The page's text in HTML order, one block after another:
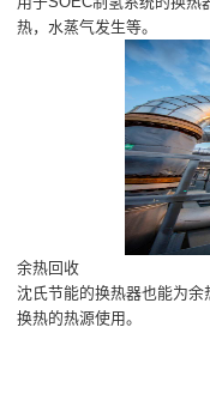
热，水蒸气发生等。
余热回收
沈氏节能的换热器也能为
换热的热源使用。